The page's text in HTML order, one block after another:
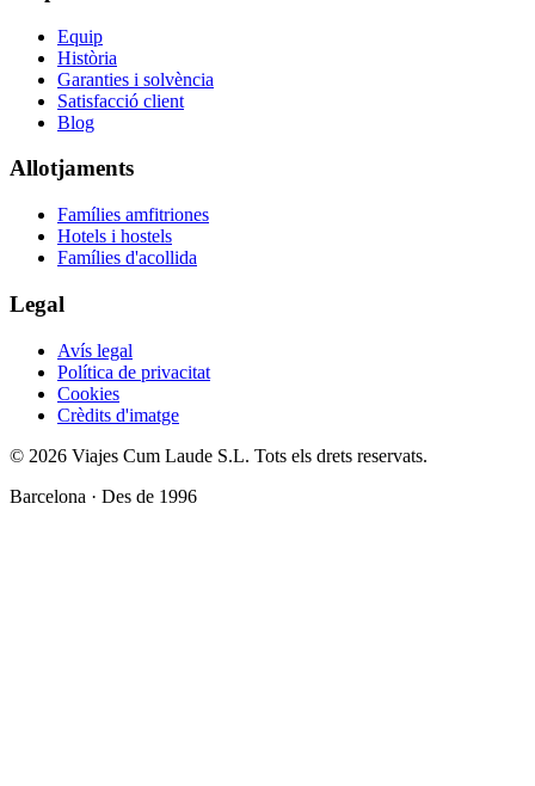
Equip
Història
Garanties i solvència
Satisfacció client
Blog
Allotjaments
Famílies amfitriones
Hotels i hostels
Famílies d'acollida
Legal
Avís legal
Política de privacitat
Cookies
Crèdits d'imatge
© 2026 Viajes Cum Laude S.L. Tots els drets reservats.
Barcelona · Des de 1996